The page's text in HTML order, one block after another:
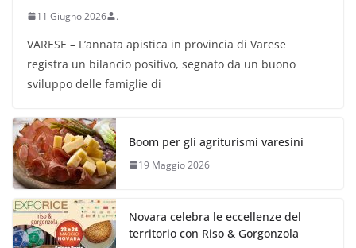
11 Giugno 2026 .
VARESE – L’annata apistica in provincia di Varese
registra un bilancio positivo, segnato da un buono
sviluppo delle famiglie di
Boom per gli agriturismi varesini
19 Maggio 2026
Novara celebra le eccellenze del
territorio con Riso & Gorgonzola